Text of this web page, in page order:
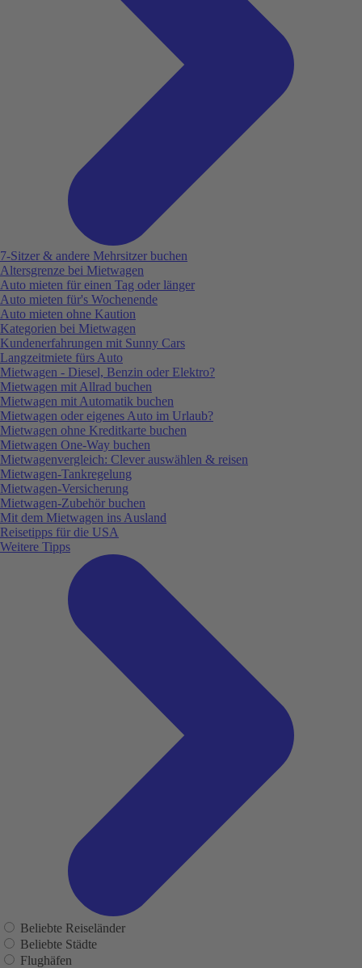
7-Sitzer & andere Mehrsitzer buchen
Altersgrenze bei Mietwagen
Auto mieten für einen Tag oder länger
Auto mieten für's Wochenende
Auto mieten ohne Kaution
Kategorien bei Mietwagen
Kundenerfahrungen mit Sunny Cars
Langzeitmiete fürs Auto
Mietwagen - Diesel, Benzin oder Elektro?
Mietwagen mit Allrad buchen
Mietwagen mit Automatik buchen
Mietwagen oder eigenes Auto im Urlaub?
Mietwagen ohne Kreditkarte buchen
Mietwagen One-Way buchen
Mietwagenvergleich: Clever auswählen & reisen
Mietwagen-Tankregelung
Mietwagen-Versicherung
Mietwagen-Zubehör buchen
Mit dem Mietwagen ins Ausland
Reisetipps für die USA
Weitere Tipps
Beliebte Reiseländer
Beliebte Städte
Flughäfen